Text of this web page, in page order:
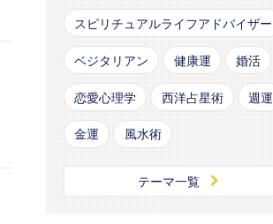
スピリチュアルライフアドバイザー
ベジタリアン 健康運 婚活
恋愛心理学 西洋占星術 週運
金運 風水術
テーマ一覧